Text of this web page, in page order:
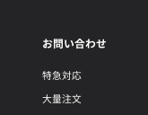
お問い合わせ
特急対応
大量注文